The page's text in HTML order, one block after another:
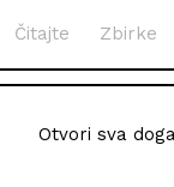
Čitajte Zbirke
Otvori sva